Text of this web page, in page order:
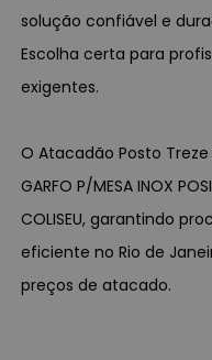
solução confiável e
Escolha certa para
exigentes.
O Atacadão Posto
GARFO P/MESA INOX
COLISEU, garantindo
eficiente no Rio de
preços de atacado.